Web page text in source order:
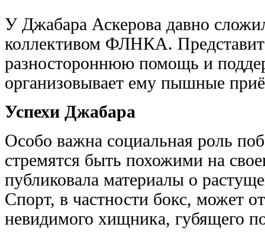
У Джабара Аскерова давно
коллективом ФЛНКА.
разностороннюю помощь и
организовывает ему пышные
Успехи Джабара
Особо важна социальная роль
стремятся быть похожими на
публиковала материалы о
Спорт, в частности бокс, может
невидимого хищника, губящего